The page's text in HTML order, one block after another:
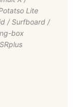
Lite
/Surfboard/
box